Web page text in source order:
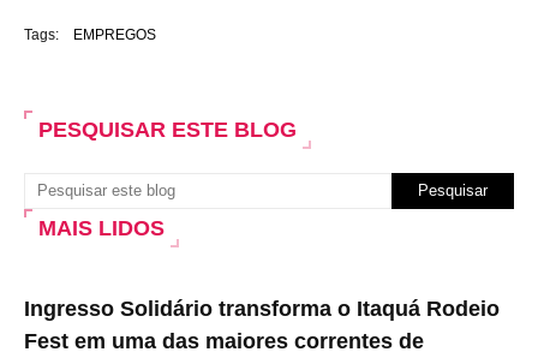
Tags: EMPREGOS
PESQUISAR ESTE BLOG
MAIS LIDOS
Ingresso Solidário transforma o Itaquá Rodeio
Fest em uma das maiores correntes de